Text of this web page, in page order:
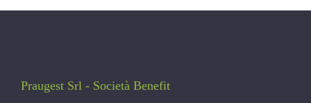
Praugest Srl - Società Benefit